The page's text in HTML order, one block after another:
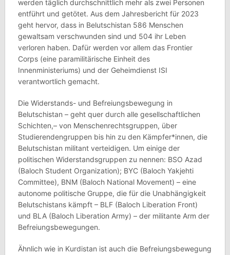
werden täglich durchschnittlich mehr als zwei Personen
entführt und getötet. Aus dem Jahresbericht für 2023
geht hervor, dass in Belutschistan 586 Menschen
gewaltsam verschwunden sind und 504 ihr Leben
verloren haben. Dafür werden vor allem das Frontier
Corps (eine paramilitärische Einheit des
Innenministeriums) und der Geheimdienst ISI
verantwortlich gemacht.
Die Widerstands- und Befreiungsbewegung in
Belutschistan – geht quer durch alle gesellschaftlichen
Schichten,– von Menschenrechtsgruppen, über
Studierendengruppen bis hin zu den Kämpfer*innen, die
Belutschistan militant verteidigen. Um einige der
politischen Widerstandsgruppen zu nennen: BSO Azad
(Baloch Student Organization); BYC (Baloch Yakjehti
Committee), BNM (Baloch National Movement) – eine
autonome politische Gruppe, die für die Unabhängigkeit
Belutschistans kämpft – BLF (Baloch Liberation Front)
und BLA (Baloch Liberation Army) – der militante Arm der
Befreiungsbewegungen.
Ähnlich wie in Kurdistan ist auch die Befreiungsbewegung